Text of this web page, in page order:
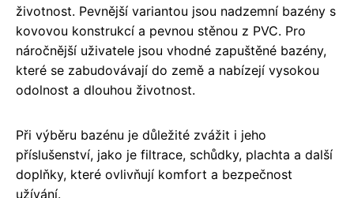
životnost. Pevnější variantou jsou nadzemní bazény s
kovovou konstrukcí a pevnou stěnou z PVC. Pro
náročnější uživatele jsou vhodné zapuštěné bazény,
které se zabudovávají do země a nabízejí vysokou
odolnost a dlouhou životnost.
Při výběru bazénu je důležité zvážit i jeho
příslušenství, jako je filtrace, schůdky, plachta a další
doplňky, které ovlivňují komfort a bezpečnost
užívání.